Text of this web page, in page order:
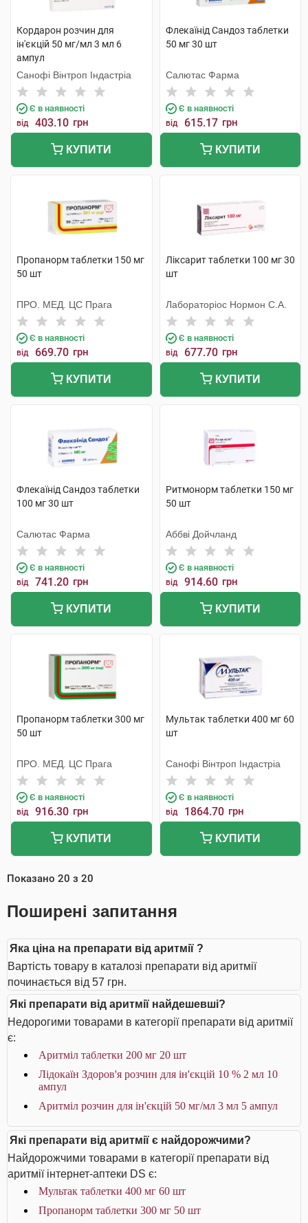
Кордарон розчин для
ін'єкцій 50 мг/мл 3 мл 6
ампул
Санофі Вінтроп Індастріа
Є в наявності
від 403.10 грн
КУПИТИ
Флекаїнід Сандоз таблетки
50 мг 30 шт
Салютас Фарма
Є в наявності
від 615.17 грн
КУПИТИ
Пропанорм таблетки 150 мг
50 шт
ПРО. МЕД. ЦС Прага
Є в наявності
від 669.70 грн
КУПИТИ
Ліксарит таблетки 100 мг 30
шт
Лабораторіос Нормон С.А.
Є в наявності
від 677.70 грн
КУПИТИ
Флекаїнід Сандоз таблетки
100 мг 30 шт
Салютас Фарма
Є в наявності
від 741.20 грн
КУПИТИ
Ритмонорм таблетки 150 мг
50 шт
Аббві Дойчланд
Є в наявності
від 914.60 грн
КУПИТИ
Пропанорм таблетки 300 мг
50 шт
ПРО. МЕД. ЦС Прага
Є в наявності
від 916.30 грн
КУПИТИ
Мультак таблетки 400 мг 60
шт
Санофі Вінтроп Індастріа
Є в наявності
від 1864.70 грн
КУПИТИ
Показано 20 з 20
Поширені запитання
Яка ціна на препарати від аритмії ?
Вартість товару в каталозі препарати від аритмії
починається від 57 грн.
Які препарати від аритмії найдешевші?
Недорогими товарами в категорії препарати від аритмії
є:
Аритміл таблетки 200 мг 20 шт
Лідокаїн Здоров'я розчин для ін'єкцій 10 % 2 мл 10
ампул
Аритміл розчин для ін'єкцій 50 мг/мл 3 мл 5 ампул
Які препарати від аритмії є найдорожчими?
Найдорожчими товарами в категорії препарати від
аритмії інтернет-аптеки DS є:
Мультак таблетки 400 мг 60 шт
Пропанорм таблетки 300 мг 50 шт